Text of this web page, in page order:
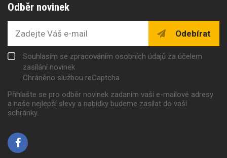
Odběr novinek
Odebírat
Souhlasím se zpracováním osobních údajů za účelem
zasílání novinek
Chráněno službou reCaptcha
Přihlašte se pro odběr novinek zadaním vaší e-mailové adresy
a naše nejlepší slevy a nabídky budeme zasílat do vaší
schránky.